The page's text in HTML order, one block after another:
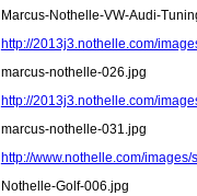
Marcus-Nothelle-VW-Audi-
http://2013j3.nothelle.com/
marcus-nothelle-026.jpg
http://2013j3.nothelle.com/
marcus-nothelle-031.jpg
http://www.nothelle.com/
Nothelle-Golf-006.jpg